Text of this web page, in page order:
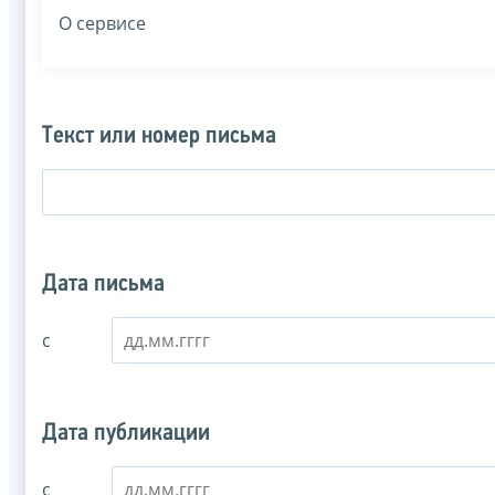
О сервисе
Текст или номер письма
Дата письма
с
Дата публикации
с